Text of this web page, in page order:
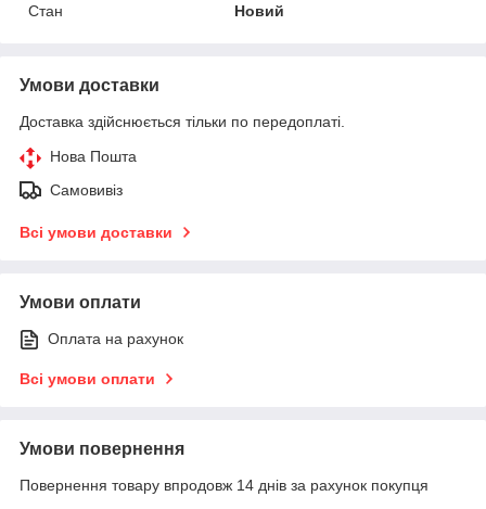
Стан
Новий
Умови доставки
Доставка здійснюється тільки по передоплаті.
Нова Пошта
Самовивіз
Всі умови доставки
Умови оплати
Оплата на рахунок
Всі умови оплати
Умови повернення
Повернення товару впродовж 14 днів за рахунок покупця